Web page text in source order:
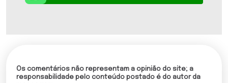
Os comentários não representam a opinião do site; a
responsabilidade pelo conteúdo postado é do autor da